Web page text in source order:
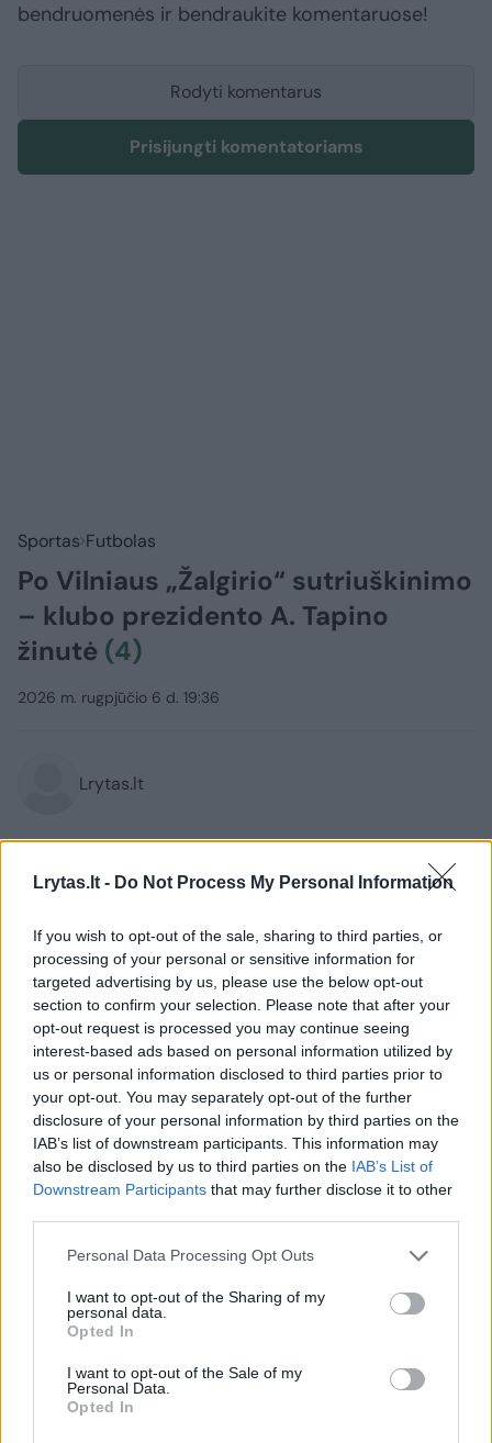
Lrytas.lt - Do Not Process My Personal Information
If you wish to opt-out of the sale, sharing to third parties, or
processing of your personal or sensitive information for
targeted advertising by us, please use the below opt-out
section to confirm your selection. Please note that after your
opt-out request is processed you may continue seeing
interest-based ads based on personal information utilized by
us or personal information disclosed to third parties prior to
your opt-out. You may separately opt-out of the further
disclosure of your personal information by third parties on the
IAB’s list of downstream participants. This information may
also be disclosed by us to third parties on the IAB’s List of
Downstream Participants that may further disclose it to other
Personal Data Processing Opt Outs
I want to opt-out of the Sharing of my
personal data.
Opted In
I want to opt-out of the Sale of my
Personal Data.
Opted In
bendruomenės ir bendraukite komentaruose!
Rodyti komentarus
Prisijungti komentatoriams
Sportas Futbolas
Po Vilniaus „Žalgirio“ sutriuškinimo
– klubo prezidento A. Tapino
žinutė (4)
2026 m. rugpjūčio 6 d. 19:36
Lrytas.lt
Vilniaus „Žalgirio“ futbolininkams
nepavyko sėkmingai pradėti trečiojo
Vilniečiai ketvirtadienį namų stadione 2:5
buvo sutriuškinti Splito „Hajduk“ futbolininkų
ir komplikavo savo padėtį atrankoje.